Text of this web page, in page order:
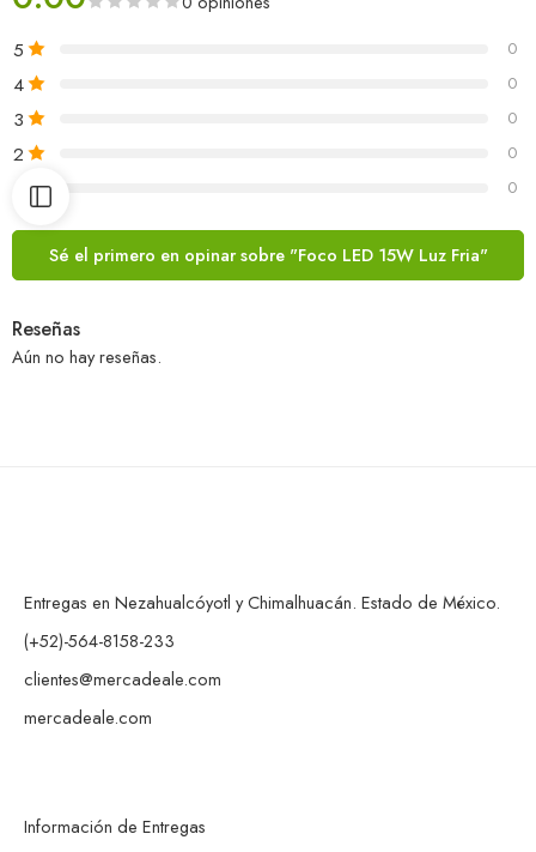
5 0
4 0
3 0
2 0
0
Sé el primero en opinar sobre "Foco LED 15W Luz Fria"
Reseñas
Aún no hay reseñas.
Entregas en Nezahualcóyotl y Chimalhuacán. Estado de México.
(+52)-564-8158-233
clientes@mercadeale.com
mercadeale.com
Información de Entregas